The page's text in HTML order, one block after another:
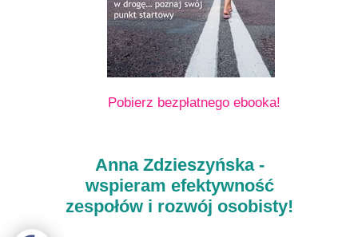
Pobierz bezpłatnego ebooka!
Anna Zdzieszyńska -
wspieram efektywność
zespołów i rozwój osobisty!